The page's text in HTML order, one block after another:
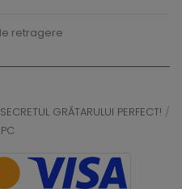
retragere
GRĂTARULUI PERFECT! /